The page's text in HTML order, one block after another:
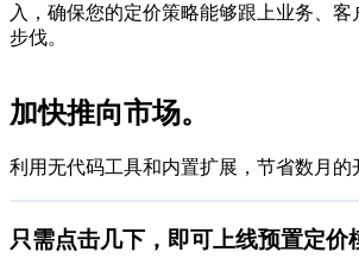
入，确保您的定价策略能够跟上业务、
步伐。
加快推向市场。
利用无代码工具和内置扩展，节省数月的
通过订阅接受定期付款。
付款后查看订阅详情。
查看订阅状态
只需点击几下，即可上线预置定价